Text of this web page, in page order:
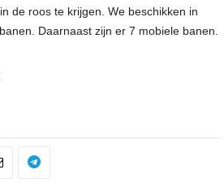
de roos te krijgen. We beschikken in
Daarnaast zijn er 7 mobiele banen.